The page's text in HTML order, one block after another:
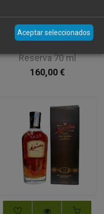
Reserva 70 ml
160,00€
Aceptar seleccionados